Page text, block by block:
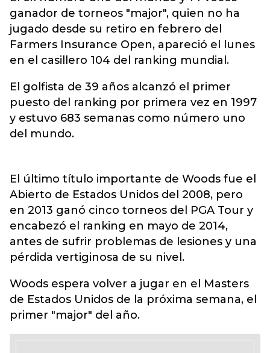
ganador de torneos "major", quien no ha
jugado desde su retiro en febrero del
Farmers Insurance Open, apareció el lunes
en el casillero 104 del ranking mundial.
El golfista de 39 años alcanzó el primer
puesto del ranking por primera vez en 1997
y estuvo 683 semanas como número uno
del mundo.
El último título importante de Woods fue el
Abierto de Estados Unidos del 2008, pero
en 2013 ganó cinco torneos del PGA Tour y
encabezó el ranking en mayo de 2014,
antes de sufrir problemas de lesiones y una
pérdida vertiginosa de su nivel.
Woods espera volver a jugar en el Masters
de Estados Unidos de la próxima semana, el
primer "major" del año.